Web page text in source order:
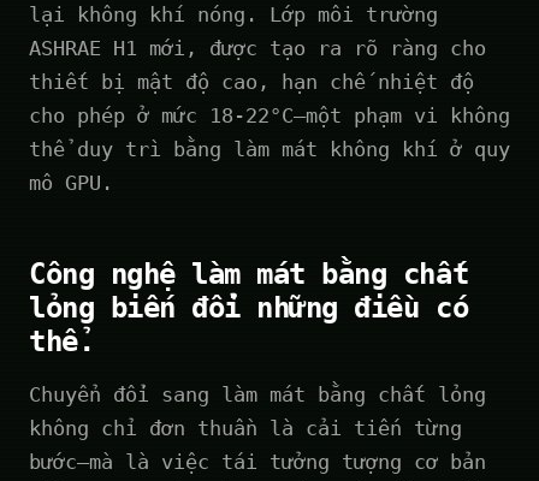
lại không khí nóng. Lớp môi trường
ASHRAE H1 mới, được tạo ra rõ ràng cho
thiết bị mật độ cao, hạn chế nhiệt độ
cho phép ở mức 18-22°C—một phạm vi không
thể duy trì bằng làm mát không khí ở quy
mô GPU.
Công nghệ làm mát bằng chất
lỏng biến đổi những điều có
thể.
Chuyển đổi sang làm mát bằng chất lỏng
không chỉ đơn thuần là cải tiến từng
bước—mà là việc tái tưởng tượng cơ bản